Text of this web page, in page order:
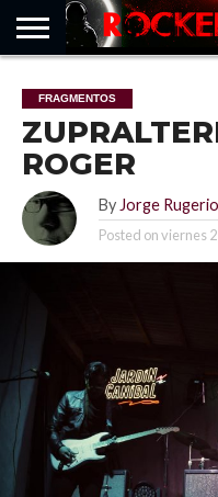
MUSICNEWS
FRAGMENTOS
ROCKERMX
BASEVARSOVIA
PUNTOROCK
FRAGMENTOS
ROGER
By Jorge Rugerio
Posted onviernes